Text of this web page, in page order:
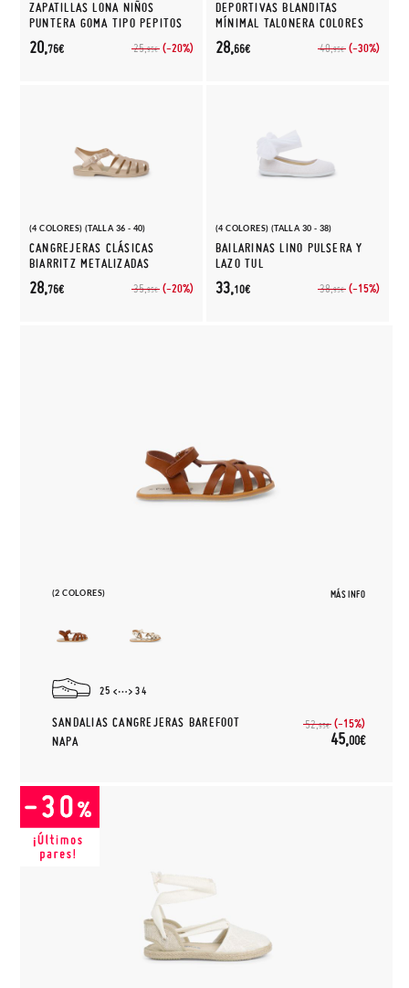
ZAPATILLAS LONA NIÑOS
PUNTERA GOMA TIPO PEPITOS
25,95€ (-20%)
20,76€
DEPORTIVAS BLANDITAS
MÍNIMAL TALONERA COLORES
40,95€ (-30%)
28,66€
(4 COLORES) (TALLA 36 - 40)
CANGREJERAS CLÁSICAS
BIARRITZ METALIZADAS
35,95€ (-20%)
28,76€
(4 COLORES) (TALLA 30 - 38)
BAILARINAS LINO PULSERA Y
LAZO TUL
38,95€ (-15%)
33,10€
(2 COLORES) MÁS INFO
25 34
SANDALIAS CANGREJERAS BAREFOOT
NAPA
52,95€ (-15%)
45,00€